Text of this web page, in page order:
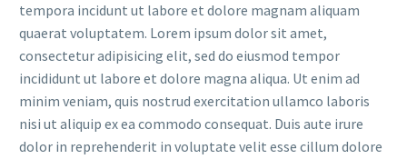
tempora incidunt ut labore et dolore magnam aliquam
quaerat voluptatem. Lorem ipsum dolor sit amet,
consectetur adipisicing elit, sed do eiusmod tempor
incididunt ut labore et dolore magna aliqua. Ut enim ad
minim veniam, quis nostrud exercitation ullamco laboris
nisi ut aliquip ex ea commodo consequat. Duis aute irure
dolor in reprehenderit in voluptate velit esse cillum dolore